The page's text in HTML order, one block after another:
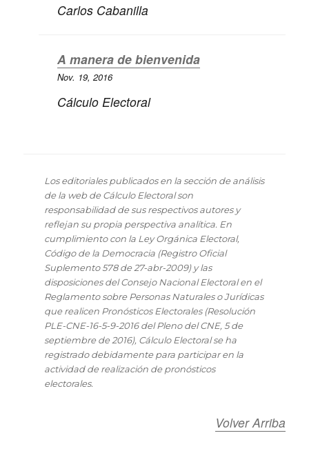
Carlos Cabanilla
A manera de bienvenida
Nov. 19, 2016
Cálculo Electoral
Los editoriales publicados en la sección de análisis
de la web de Cálculo Electoral son
responsabilidad de sus respectivos autores y
reflejan su propia perspectiva analítica. En
cumplimiento con la Ley Orgánica Electoral,
Código de la Democracia (Registro Oficial
Suplemento 578 de 27-abr-2009) y las
disposiciones del Consejo Nacional Electoral en el
Reglamento sobre Personas Naturales o Jurídicas
que realicen Pronósticos Electorales (Resolución
PLE-CNE-16-5-9-2016 del Pleno del CNE, 5 de
septiembre de 2016), Cálculo Electoral se ha
registrado debidamente para participar en la
actividad de realización de pronósticos
electorales.
Volver Arriba